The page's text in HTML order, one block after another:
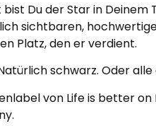
Du der Star in
sichtbaren,
Platz, den er verdient.
schwarz. Oder
von Life is better